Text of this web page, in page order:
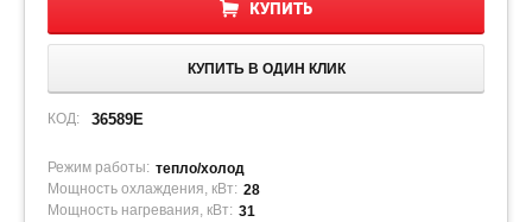
КУПИТЬ
КУПИТЬ В ОДИН КЛИК
КОД: 36589E
Режим работы: тепло/холод
Мощность охлаждения, кВт: 28
Мощность нагревания, кВт: 31